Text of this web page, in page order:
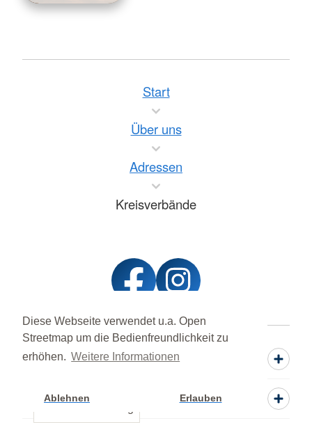
Diese Webseite verwendet u.a. Open
Streetmap um die Bedienfreundlichkeit zu
erhöhen. Weitere Informationen
Ablehnen Erlauben
Start
Über uns
Adressen
Kreisverbände
Spenden
Mitwirken